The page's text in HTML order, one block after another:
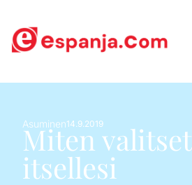
Asuminen14.9.2019
Miten valitset
itsellesi